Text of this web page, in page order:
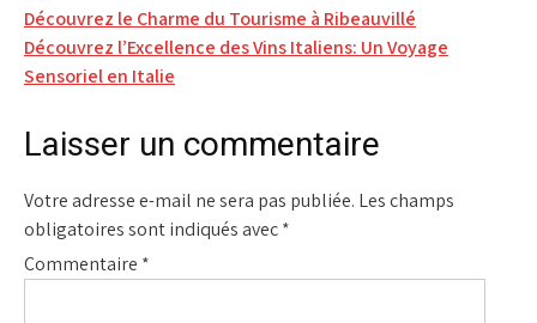
Navigation
de
l’article
Découvrez le Charme du Tourisme à Ribeauvillé
Découvrez l’Excellence des Vins Italiens: Un Voyage
Sensoriel en Italie
Laisser un commentaire
Votre adresse e-mail ne sera pas publiée. Les champs
obligatoires sont indiqués avec*
Commentaire *